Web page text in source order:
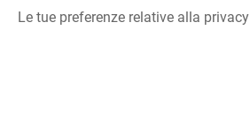
Le tue preferenze relative alla privacy